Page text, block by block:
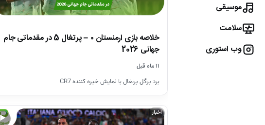
موسیقی
سلامت
وب استوری
خلاصه بازی ارمنستان ۰ – پرتغال 5 در مقدماتی جام
جهانی 2026
۱۱ ماه قبل
برد پرگل پرتغال با نمایش خیره کننده CR7
اخبار